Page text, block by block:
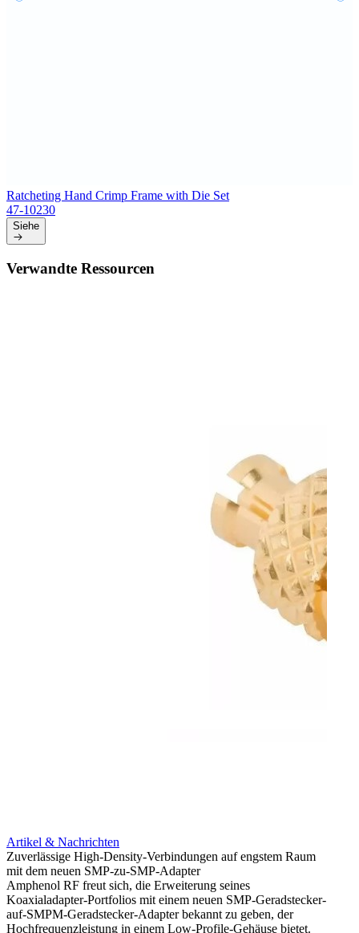
Ratcheting Hand Crimp Frame with Die Set
47-10230
Siehe
Verwandte Ressourcen
Artikel & Nachrichten
Zuverlässige High-Density-Verbindungen auf engstem Raum
mit dem neuen SMP-zu-SMP-Adapter
Amphenol RF freut sich, die Erweiterung seines
Koaxialadapter-Portfolios mit einem neuen SMP-Geradstecker-
auf-SMPM-Geradstecker-Adapter bekannt zu geben, der
Hochfrequenzleistung in einem Low-Profile-Gehäuse bietet.